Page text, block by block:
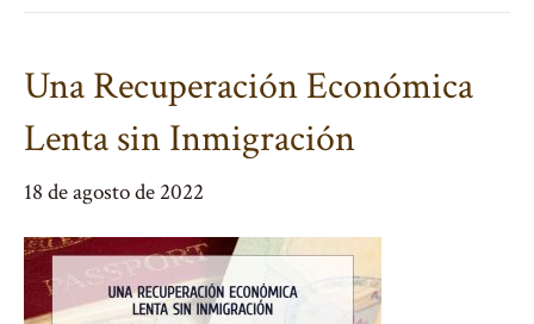
Una Recuperación Económica
Lenta sin Inmigración
18 de agosto de 2022